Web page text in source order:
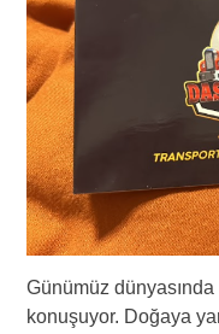
Günümüz
konuşuyor. Doğaya